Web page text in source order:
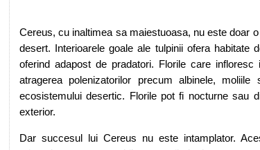
Cereus, cu inaltimea sa maiestuoasa, nu este doar
desert. Interioarele goale ale tulpinii ofera
oferind adapost de pradatori. Florile care
atragerea polenizatorilor precum albinele,
ecosistemului desertic. Florile pot fi nocturne sau
exterior.
Dar succesul lui Cereus nu este intamplator.